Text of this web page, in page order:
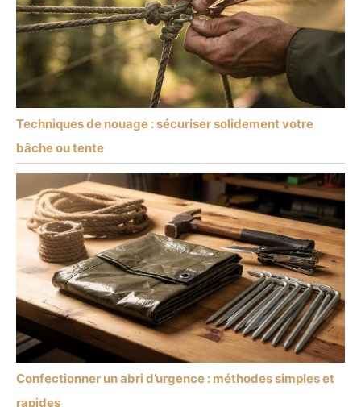
Techniques de nouage : sécuriser solidement votre
bâche ou tente
Confectionner un abri d’urgence : méthodes simples et
rapides